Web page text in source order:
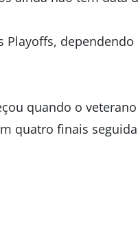
dependendo
quando o
quatro finais